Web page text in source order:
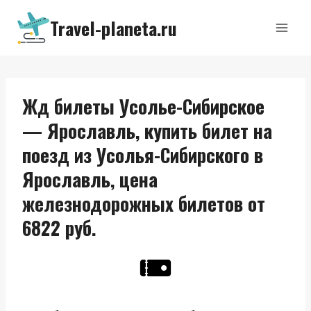
Перейти
содержимому
Travel-planeta.ru
Жд билеты Усолье-Сибирское
— Ярославль, купить билет на
поезд из Усолья-Сибирского в
Ярославль, цена
железнодорожных билетов от
6822 руб.